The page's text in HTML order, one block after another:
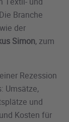
Branche
der
Simon, zum
Rezession
Umsätze,
und
Kosten für